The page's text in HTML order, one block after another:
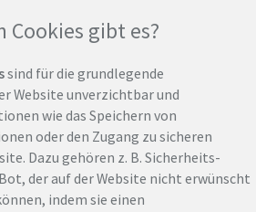
Cookies gibt es?
sind für die grundlegende
Website unverzichtbar und
wie das Speichern von
oder den Zugang zu sicheren
Dazu gehören z. B. Sicherheits-
der auf der Website nicht erwünscht
indem sie einen